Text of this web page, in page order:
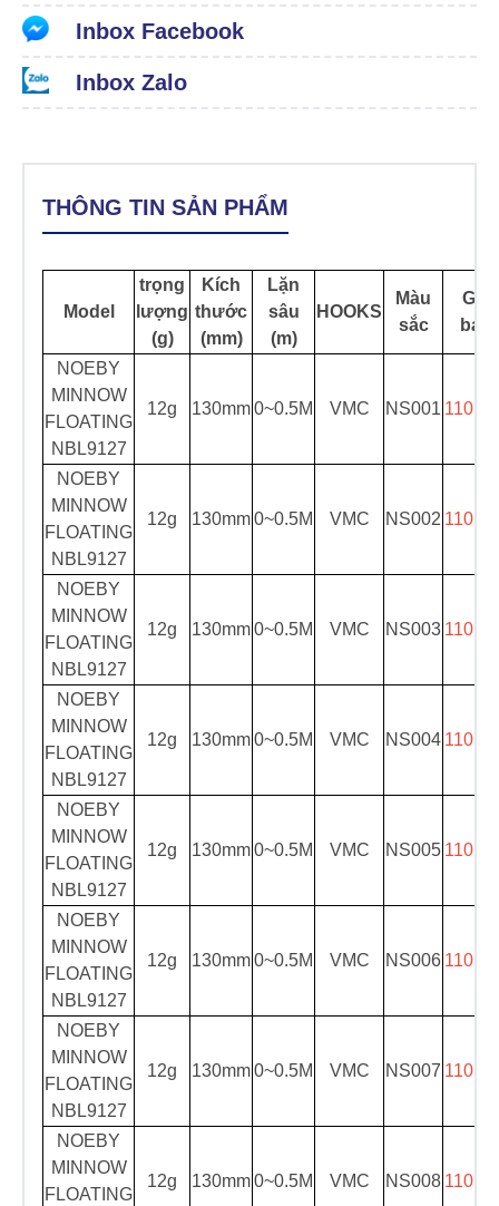
Inbox Facebook
Inbox Zalo
THÔNG TIN SẢN PHẨM
Model
trọng
lượng
(g)
Kích
thước
(mm)
Lặn
sâu
(m)
HOOKS
Màu
sắc
Giá
bán
NOEBY
MINNOW
FLOATING
NBL9127
12g 130mm0~0.5M VMC NS001
NOEBY
MINNOW
FLOATING
NBL9127
12g 130mm0~0.5M VMC NS002
NOEBY
MINNOW
FLOATING
NBL9127
12g 130mm0~0.5M VMC NS003
NOEBY
MINNOW
FLOATING
NBL9127
12g 130mm0~0.5M VMC NS004
NOEBY
MINNOW
FLOATING
NBL9127
12g 130mm0~0.5M VMC NS005
NOEBY
MINNOW
FLOATING
NBL9127
12g 130mm0~0.5M VMC NS006
NOEBY
MINNOW
FLOATING
NBL9127
12g 130mm0~0.5M VMC NS007
NOEBY
MINNOW
FLOATING
12g 130mm0~0.5M VMC NS008